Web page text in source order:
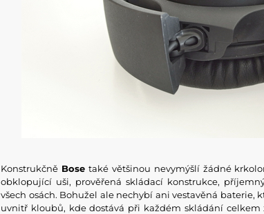
Konstrukčně Bosetaké většinou nevymýšlí žádné
obklopující uši, prověřená skládací konstrukce,
všech osách. Bohužel ale nechybí ani vestavěná baterie,
uvnitř kloubů, kde dostává při každém skládání